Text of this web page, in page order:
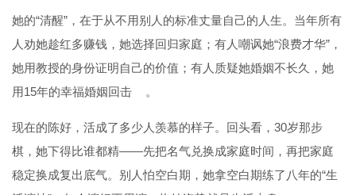
她的“清醒”，在于从不用别人的标准丈量自己的人生。当年所有
人劝她趁红多赚钱，她选择回归家庭；有人嘲讽她“浪费才华”，
她用教授的身份证明自己的价值；有人质疑她婚姻不长久，她
用15年的幸福婚姻回击
。
现在的陈好，活成了多少人羡慕的样子。回头看，30岁那步
棋，她下得比谁都精——先把名气兑换成家庭时间，再把家庭
稳定换成复出底气。别人怕空白期，她拿空白期练了八年的“生